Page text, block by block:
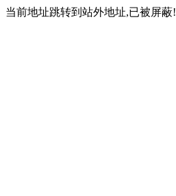
当前地址跳转到站外地址,已被屏蔽!